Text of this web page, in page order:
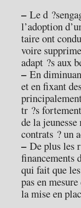
–Le d
l’adoption
taire ont
voire
adapt ?s aux
–En
et en fixant
tr ?s
de la
contrats ? un
–De plus les
financements
qui fait que
pas en
la mise en